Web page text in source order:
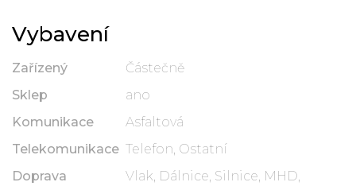
Vybavení
Zařízený
Částečně
Sklep
ano
Komunikace
Asfaltová
Telekomunikace Telefon, Ostatní
Doprava
Vlak, Dálnice, Silnice, MHD,